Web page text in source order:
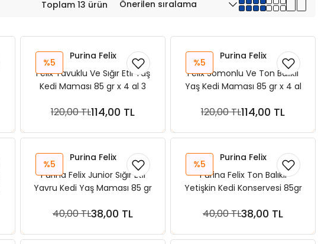
Toplam 13 ürün
%5
Purina Felix
Felix Tavuklu Ve Sığır Etli Yaş
Kedi Maması 85 gr x 4 al 3
120,00 TL114,00 TL
Sepete Ekle
%5
Purina Felix
Felix Somonlu Ve Ton Balıklı
Yaş Kedi Maması 85 gr x 4 al
120,00 TL114,00 TL
Sepete Ekle
%5
Purina Felix
Purina Felix Junior Sığır Etli
Yavru Kedi Yaş Maması 85 gr
40,00 TL38,00 TL
Sepete Ekle
%5
Purina Felix
Purina Felix Ton Balıklı
Yetişkin Kedi Konservesi 85gr
40,00 TL38,00 TL
Sepete Ekle